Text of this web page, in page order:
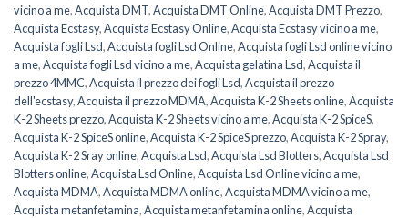
vicino a me,Acquista DMT,Acquista DMT Online,Acquista DMT Prezzo,
Acquista Ecstasy,Acquista Ecstasy Online,Acquista Ecstasy vicino a me,
Acquista fogli Lsd,Acquista fogli Lsd Online,Acquista fogli Lsd online vicino
a me,Acquista fogli Lsd vicino a me,Acquista gelatina Lsd,Acquista il
prezzo 4MMC,Acquista il prezzo dei fogli Lsd,Acquista il prezzo
dell'ecstasy,Acquista il prezzo MDMA,Acquista K-2 Sheets online,Acquista
K-2 Sheets prezzo,Acquista K-2 Sheets vicino a me,Acquista K-2 SpiceS,
Acquista K-2 SpiceS online,Acquista K-2 SpiceS prezzo,Acquista K-2 Spray,
Acquista K-2 Sray online,Acquista Lsd,Acquista Lsd Blotters,Acquista Lsd
Blotters online,Acquista Lsd Online,Acquista Lsd Online vicino a me,
Acquista MDMA,Acquista MDMA online,Acquista MDMA vicino a me,
Acquista metanfetamina,Acquista metanfetamina online,Acquista